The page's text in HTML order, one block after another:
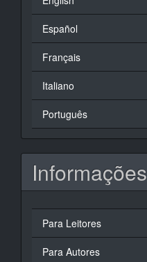
Español
Français
Italiano
Português
Informações
Para Leitores
Para Autores